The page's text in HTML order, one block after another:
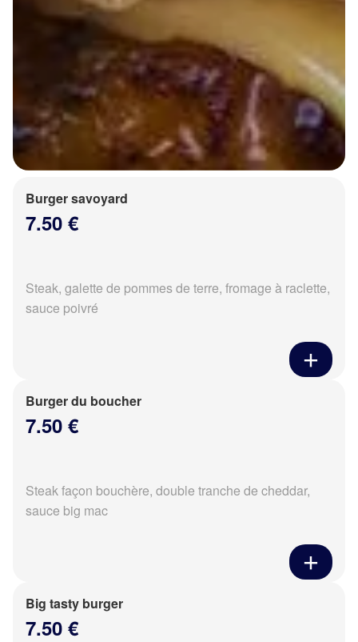
Burger savoyard
7.50 €
Steak, galette de pommes de terre, fromage à raclette,
sauce poivré
Burger du boucher
7.50 €
Steak façon bouchère, double tranche de cheddar,
sauce big mac
Big tasty burger
7.50 €